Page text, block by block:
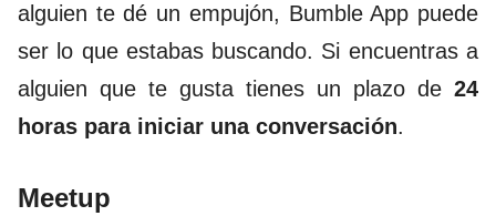
alguien te dé un empujón, Bumble App puede
ser lo que estabas buscando. Si encuentras a
alguien que te gusta tienes un plazo de 24
horas para iniciar una conversación.
Meetup